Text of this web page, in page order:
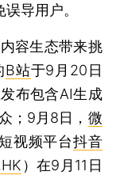
导用户。
容生态带来挑
B站于9月20日
布包含AI生成
；9月8日， 微
视频平台抖音
）在9月11日